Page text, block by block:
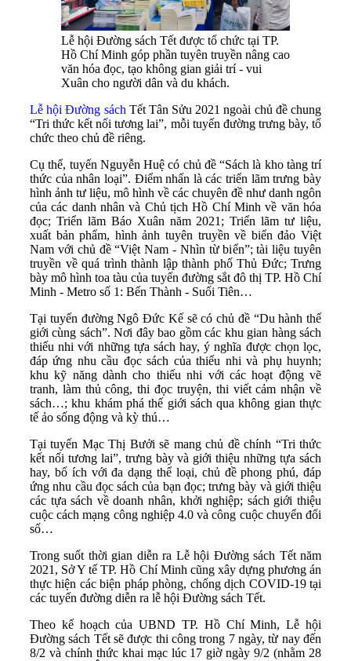
Lễ hội Đường sách Tết được tổ chức tại TP.
Hồ Chí Minh góp phần tuyên truyền nâng cao
văn hóa đọc, tạo không gian giải trí - vui
Xuân cho người dân và du khách.
Lễ hội Đường sách Tết Tân Sửu 2021 ngoài chủ đề chung
“Tri thức kết nối tương lai”, mỗi tuyến đường trưng bày, tổ
chức theo chủ đề riêng.
Cụ thể, tuyến Nguyễn Huệ có chủ đề “Sách là kho tàng trí
thức của nhân loại”. Điểm nhấn là các triển lãm trưng bày
hình ảnh tư liệu, mô hình về các chuyên đề như danh ngôn
của các danh nhân và Chủ tịch Hồ Chí Minh về văn hóa
đọc; Triển lãm Báo Xuân năm 2021; Triển lãm tư liệu,
xuất bản phẩm, hình ảnh tuyên truyền về biển đảo Việt
Nam với chủ đề “Việt Nam - Nhìn từ biển”; tài liệu tuyên
truyền về quá trình thành lập thành phố Thủ Đức; Trưng
bày mô hình toa tàu của tuyến đường sắt đô thị TP. Hồ Chí
Minh - Metro số 1: Bến Thành - Suối Tiên…
Tại tuyến đường Ngô Đức Kế sẽ có chủ đề “Du hành thế
giới cùng sách”. Nơi đây bao gồm các khu gian hàng sách
thiếu nhi với những tựa sách hay, ý nghĩa được chọn lọc,
đáp ứng nhu cầu đọc sách của thiếu nhi và phụ huynh;
khu kỹ năng dành cho thiếu nhi với các hoạt động vẽ
tranh, làm thủ công, thi đọc truyện, thi viết cảm nhận về
sách…; khu khám phá thế giới sách qua không gian thực
tế ảo sống động và kỳ thú…
Tại tuyến Mạc Thị Bưởi sẽ mang chủ đề chính “Tri thức
kết nối tương lai”, trưng bày và giới thiệu những tựa sách
hay, bổ ích với đa dạng thể loại, chủ đề phong phú, đáp
ứng nhu cầu đọc sách của bạn đọc; trưng bày và giới thiệu
các tựa sách về doanh nhân, khởi nghiệp; sách giới thiệu
cuộc cách mạng công nghiệp 4.0 và công cuộc chuyển đổi
số…
Trong suốt thời gian diễn ra Lễ hội Đường sách Tết năm
2021, Sở Y tế TP. Hồ Chí Minh cũng xây dựng phương án
thực hiện các biện pháp phòng, chống dịch COVID-19 tại
các tuyến đường diễn ra lễ hội Đường sách Tết.
Theo kế hoạch của UBND TP. Hồ Chí Minh, Lễ hội
Đường sách Tết sẽ được thi công trong 7 ngày, từ nay đến
8/2 và chính thức khai mạc lúc 17 giờ ngày 9/2 (nhằm 28